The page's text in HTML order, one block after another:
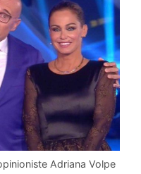
Adriana Volpe